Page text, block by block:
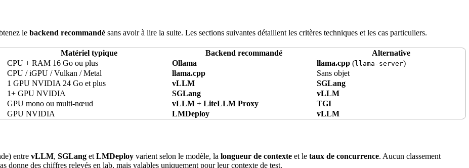
le backend recommandé sans avoir à lire la suite. Les sections suivantes détaillent les critères techniques et les cas particuliers.
Matériel typique Backend recommandé
Alternative
CPU + RAM 16 Go ou plus Ollama llama.cpp (llama-server)
CPU / iGPU / Vulkan / Metal llama.cpp
Sans objet
1 GPU NVIDIA 24 Go et plus vLLM
SGLang
1+ GPU NVIDIA SGLang
vLLM
GPU mono ou multi-nœud vLLM + LiteLLM Proxy
TGI
GPU NVIDIA LMDeploy vLLM
entre vLLM, SGLang et LMDeploy varient selon le modèle, la longueur de contexte et le taux de concurrence. Aucun classement
donne des chiffres relevés en lab, mais valables uniquement pour leur contexte de test.